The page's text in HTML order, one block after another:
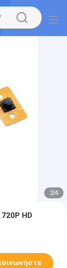
2/4
HD